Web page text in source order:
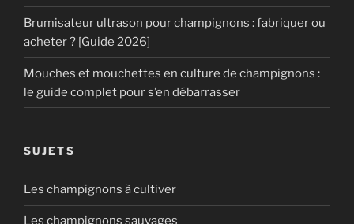
Brumisateur ultrason pour champignons : fabriquer ou
acheter ? [Guide 2026]
Mouches et mouchettes en culture de champignons :
le guide complet pour s’en débarrasser
SUJETS
Les champignons à cultiver